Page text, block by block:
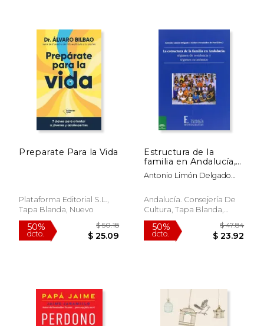
15%
dcto.
26%
dcto.
Preparate Para la Vida
Plataforma Editorial S.L.,
Tapa Blanda, Nuevo
Estructura de la
familia en Andalucía,
la. regimen de
residencia yregimen
Antonio Limón Delgado
Andalucía. Consejería De
Cultura, Tapa Blanda,
Nuevo